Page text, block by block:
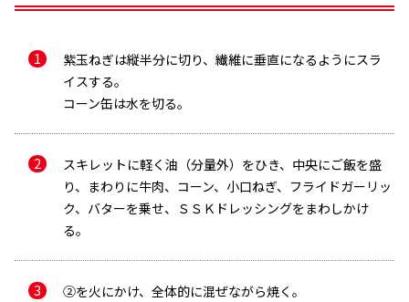
紫玉ねぎは縦半分に切り、繊維に垂直になるようにスラ
イスする。
コーン缶は水を切る。
スキレットに軽く油（分量外）をひき、中央にご飯を盛
り、まわりに牛肉、コーン、小口ねぎ、フライドガーリッ
ク、バターを乗せ、ＳＳＫドレッシングをまわしかけ
る。
②を火にかけ、全体的に混ぜながら焼く。